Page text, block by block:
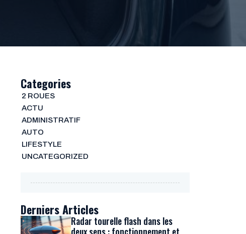
Categories
2 ROUES
ACTU
ADMINISTRATIF
AUTO
LIFESTYLE
UNCATEGORIZED
Derniers Articles
Radar tourelle flash dans les